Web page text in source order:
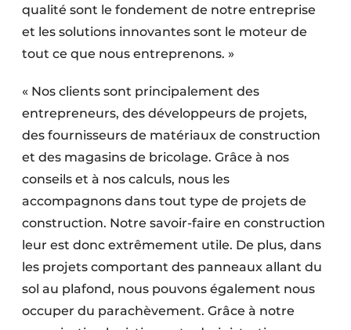
qualité sont le fondement de notre entreprise
et les solutions innovantes sont le moteur de
tout ce que nous entreprenons. »
« Nos clients sont principalement des
entrepreneurs, des développeurs de projets,
des fournisseurs de matériaux de construction
et des magasins de bricolage. Grâce à nos
conseils et à nos calculs, nous les
accompagnons dans tout type de projets de
construction. Notre savoir-faire en construction
leur est donc extrêmement utile. De plus, dans
les projets comportant des panneaux allant du
sol au plafond, nous pouvons également nous
occuper du parachèvement. Grâce à notre